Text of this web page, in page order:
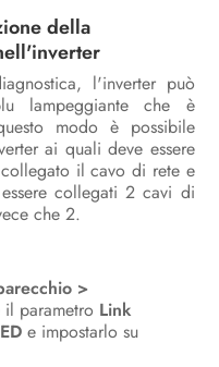
della
l'inverter può
lampeggiante che è
modo è possibile
ai quali deve essere
il cavo di rete e
collegati 2 cavi di
che 2.
>
parametro Link
e impostarlo su
dell’inverter
di un
UE